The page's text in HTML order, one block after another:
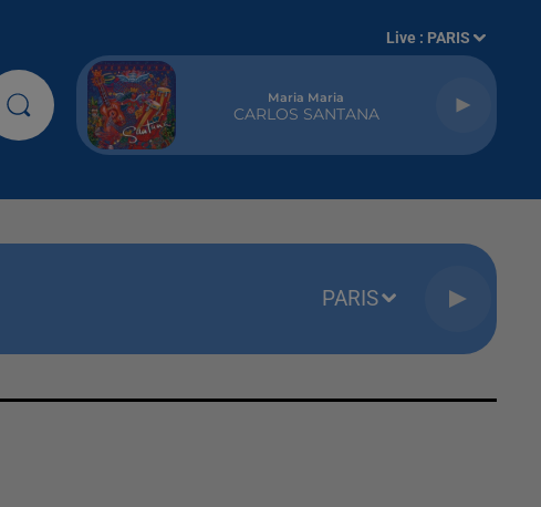
Live : PARIS
Maria Maria
CARLOS SANTANA
PARIS